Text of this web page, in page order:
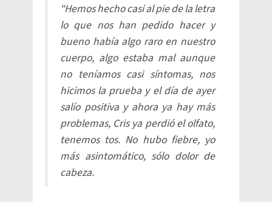
“Hemos hecho casi al pie de la letra
lo que nos han pedido hacer y
bueno había algo raro en nuestro
cuerpo, algo estaba mal aunque
no teníamos casi síntomas, nos
hicimos la prueba y el día de ayer
salío positiva y ahora ya hay más
problemas, Cris ya perdió el olfato,
tenemos tos. No hubo fiebre, yo
más asintomático, sólo dolor de
cabeza.